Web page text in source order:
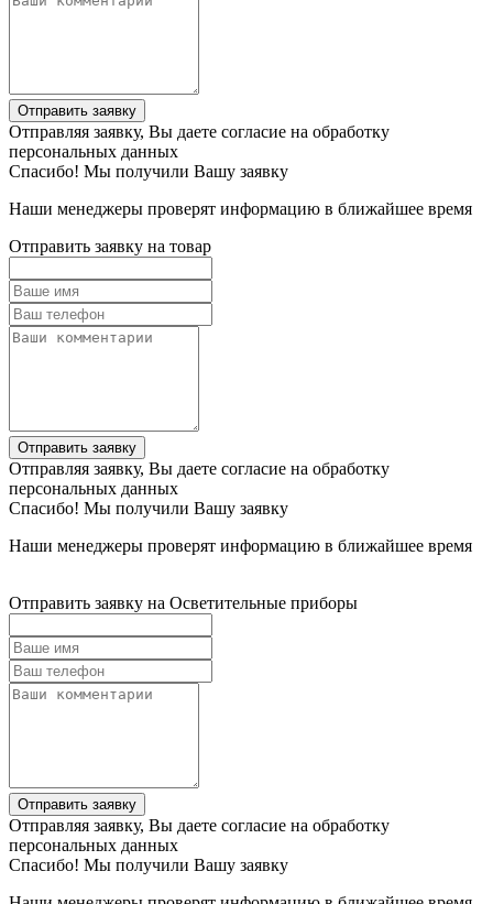
Отправить заявку
Отправляя заявку, Вы даете согласие на обработку
персональных данных
Спасибо! Мы получили Вашу заявку
Наши менеджеры проверят информацию в ближайшее время
Отправить заявку на товар
Отправить заявку
Отправляя заявку, Вы даете согласие на обработку
персональных данных
Спасибо! Мы получили Вашу заявку
Наши менеджеры проверят информацию в ближайшее время
Отправить заявку на Осветительные приборы
Отправить заявку
Отправляя заявку, Вы даете согласие на обработку
персональных данных
Спасибо! Мы получили Вашу заявку